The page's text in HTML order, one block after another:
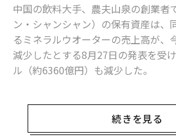
Temu創業者が「中国一の富豪」から転落、資産
「世界的な半導体不足」再来か、中国の原材料
物価の伸び悩みに喘ぐ中国、長引く「消費の低迷
中国の飲料大手、農夫山泉の創業者
ン・シャンシャン）の保有資産は、
るミネラルウオーターの売上高が、
減少したとする8月27日の発表を受
ル（約6360億円）も減少した。
億ドル（約6兆6000億円）の資産を
し、27日に中国一の富豪に返り咲い
続きを見る